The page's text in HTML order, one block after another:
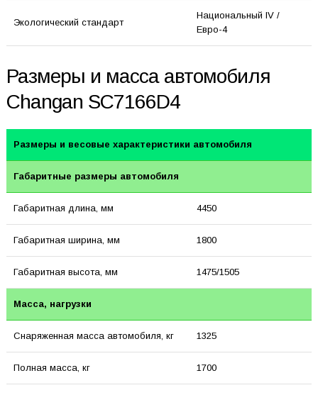
Экологический стандарт
Национальный IV /
Евро-4
Размеры и масса автомобиля
Changan SC7166D4
Размеры и весовые характеристики автомобиля
Габаритные размеры автомобиля
Габаритная длина, мм 4450
Габаритная ширина, мм 1800
Габаритная высота, мм 1475/1505
Масса, нагрузки
Снаряженная масса автомобиля, кг 1325
Полная масса, кг 1700